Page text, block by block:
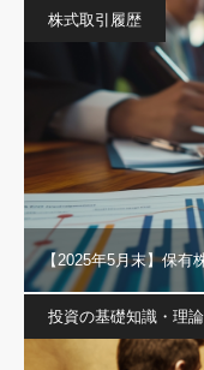
株式取引履歴
【2025年5月末】保有
投資の基礎知識・理